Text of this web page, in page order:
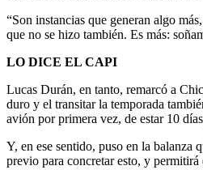
“Son instancias que generan algo
que no se hizo también. Es más:
LO DICE EL CAPI
Lucas Durán, en tanto, remarcó a
duro y el transitar la temporada
avión por primera vez, de estar 10
Y, en ese sentido, puso en la balanza
previo para concretar esto, y permitirá